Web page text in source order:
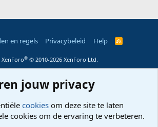
en regels Privacybeleid Help
R
® © 2010-2026 XenForo Ltd.
jouw privacy
cookies om deze site te laten
cookies om de ervaring te verbeteren.